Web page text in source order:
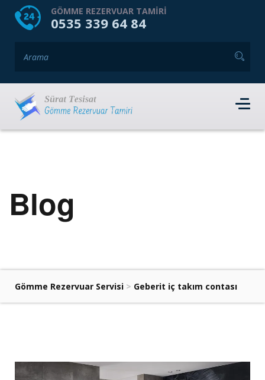
HOME HAKKIMIZDA
GÖMME REZERVUAR TAMIRI
0535 339 64 84
Blog
Gömme Rezervuar Servisi > Geberit iç takım contası